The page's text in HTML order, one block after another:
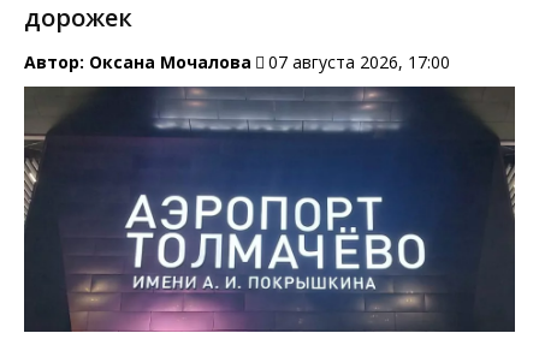
дорожек
Автор: Оксана Мочалова 07 августа 2026, 17:00